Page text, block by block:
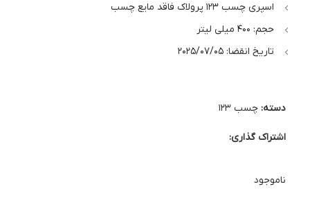
اسپری چسب 123 پرولاک فاقد مایع چسب
حجم: 400 میلی لیتر
تاریخ انقضا: 2025/07/05
دسته: چسب 123
اشتراک گذاری:
ناموجود